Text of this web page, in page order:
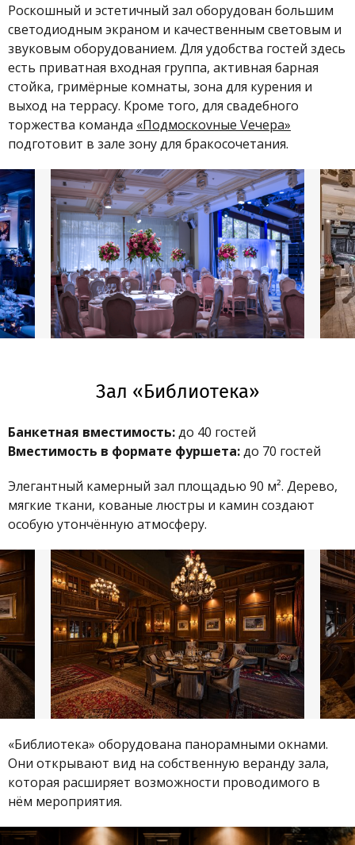
Роскошный и эстетичный зал оборудован большим
светодиодным экраном и качественным световым и
звуковым оборудованием. Для удобства гостей здесь
есть приватная входная группа, активная барная
стойка, гримёрные комнаты, зона для курения и
выход на террасу. Кроме того, для свадебного
торжества команда «Подмоскоvные Vечера»
подготовит в зале зону для бракосочетания.
Зал «Библиотека»
Банкетная вместимость:до 40 гостей
Вместимость в формате фуршета:до 70 гостей
Элегантный камерный зал площадью 90 м². Дерево,
мягкие ткани, кованые люстры и камин создают
особую утончённую атмосферу.
«Библиотека» оборудована панорамными окнами.
Они открывают вид на собственную веранду зала,
которая расширяет возможности проводимого в
нём мероприятия.